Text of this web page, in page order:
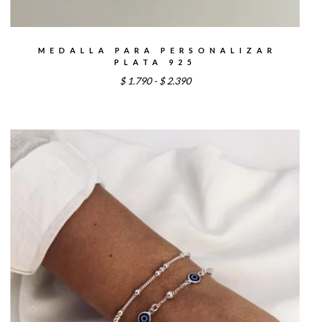
MEDALLA PARA PERSONALIZAR
PLATA 925
$ 1.790 - $ 2.390Rango